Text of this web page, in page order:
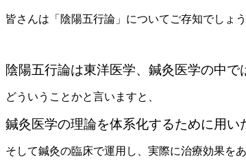
皆さんは「陰陽五行論」についてご存知でしょ
陰陽五行論は東洋医学、鍼灸医学の中で
どういうことかと言いますと、
鍼灸医学の理論を体系化するために用い
そして鍼灸の臨床で運用し、実際に治療効果をあ